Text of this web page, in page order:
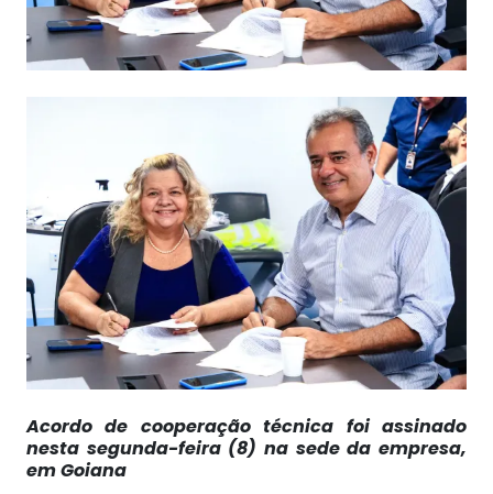
Acordo de cooperação técnica foi assinado
nesta segunda-feira (8) na sede da empresa,
em Goiana